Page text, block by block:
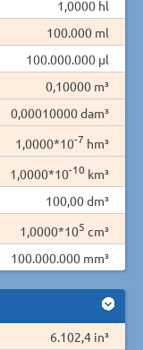
1,0000 hl
100.000 ml
100.000.000 µl
0,10000 m³
0,00010000 dam³
1,0000*10-7 hm³
1,0000*10-10 km³
100,00 dm³
1,0000*105 cm³
100.000.000 mm³
6.102,4 in³